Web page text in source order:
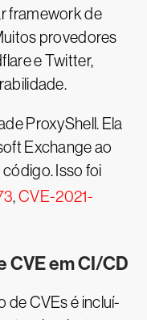
framework de
provedores
e Twitter,
ProxyShell. Ela
Exchange ao
Isso foi
,CVE-2021-
CVE em CI/CD
de CVEs é incluí-